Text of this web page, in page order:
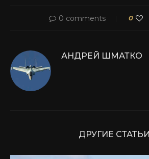
0 comments 0
АНДРЕЙ ШМАТКО
ДРУГИЕ СТАТЬИ